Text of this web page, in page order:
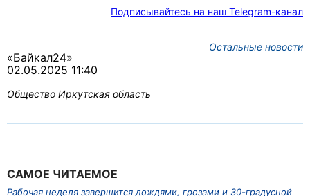
Подписывайтесь на наш Telegram-канал
Остальные новости
«Байкал24»
02.05.2025 11:40
Общество Иркутская область
САМОЕ ЧИТАЕМОЕ
Рабочая неделя завершится дождями, грозами и 30-градусной